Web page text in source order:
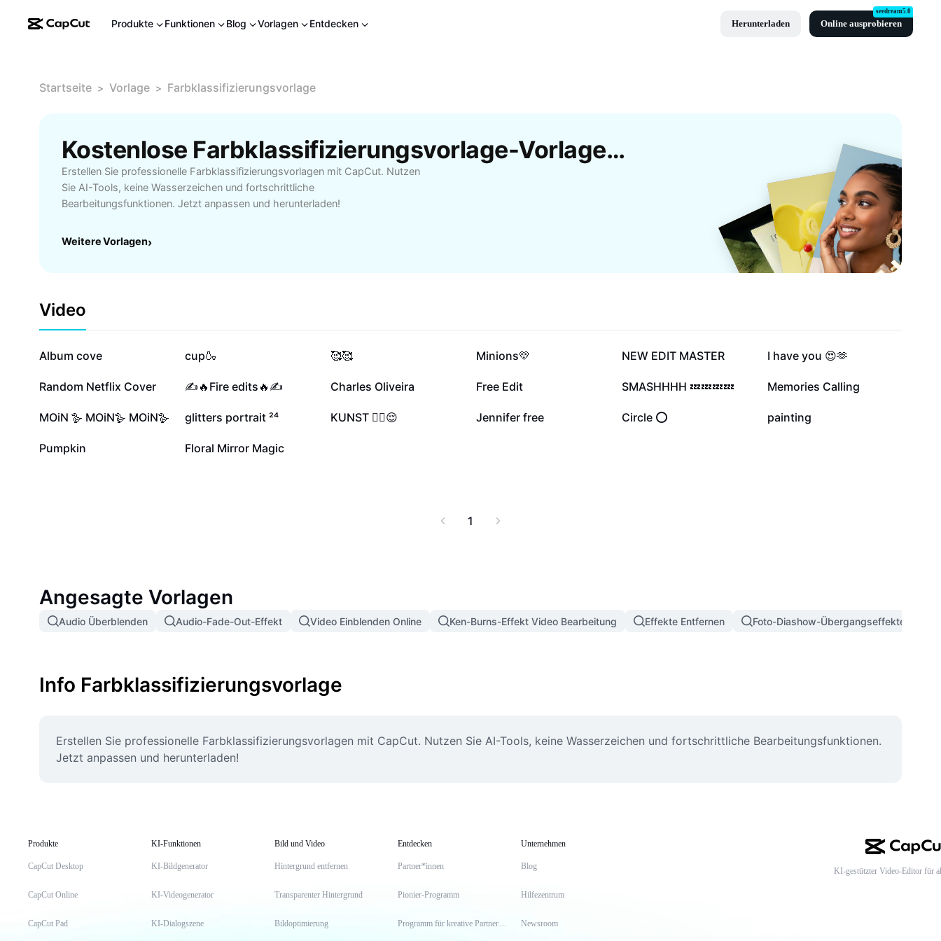
Produkte Funktionen Blog Vorlagen Entdecken Herunterladen Online ausprobieren
seedream5.0
Startseite > Vorlage > Farbklassifizierungsvorlage
Kostenlose Farbklassifizierungsvorlage-Vorlagen Von CapCut
Erstellen Sie professionelle Farbklassifizierungsvorlagen mit CapCut. Nutzen
Sie AI-Tools, keine Wasserzeichen und fortschrittliche
Bearbeitungsfunktionen. Jetzt anpassen und herunterladen!
Weitere Vorlagen›
Video
213.320
Album cove 198.123
cup🍶 194.599
🥰🥰 138.515
Minions💛 133.241
NEW EDIT MASTER 100.262
I have you 😍🫶
79.345
Random Netflix Cover 30.471
✍️🔥Fire edits🔥✍️ 12.424
Charles Oliveira 10.143
Free Edit 8497
SMASHHHH 💤💤💤💤 7158
Memories Calling
5947
MOiN 🪿 MOiN🪿 MOiN🪿 5194
glitters portrait ²⁴ 4531
KUNST ☝🏼😌 4199
Jennifer free 2769
Circle ⭕ 1376
painting
876
Pumpkin 233
Floral Mirror Magic
1
Angesagte Vorlagen
Audio Überblenden Audio-Fade-Out-Effekt Video Einblenden Online Ken-Burns-Effekt Video Bearbeitung Effekte Entfernen Foto-Diashow-Übergangseffekte
Info Farbklassifizierungsvorlage
Erstellen Sie professionelle Farbklassifizierungsvorlagen mit CapCut. Nutzen Sie AI-Tools, keine Wasserzeichen und fortschrittliche Bearbeitungsfunktionen.
Jetzt anpassen und herunterladen!
Produkte
CapCut Desktop
CapCut Online
CapCut Pad
KI-Funktionen
KI-Bildgenerator
KI-Videogenerator
KI-Dialogszene
Bild und Video
Hintergrund entfernen
Transparenter Hintergrund
Bildoptimierung
Entdecken
Partner*innen
Pionier-Programm
Programm für kreative Partner*innen
Unternehmen
Blog
Hilfezentrum
Newsroom
KI-gestützter Video-Editor für